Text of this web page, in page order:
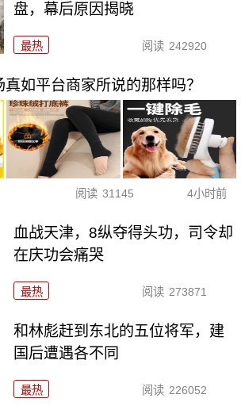
盘，幕后原因揭晓
最热 阅读 242920
如平台商家所说的那样吗？
阅读 31145 4小时前
血战天津，8纵夺得头功，司令却
在庆功会痛哭
最热 阅读 273871
和林彪赶到东北的五位将军，建
国后遭遇各不同
最热 阅读 226052